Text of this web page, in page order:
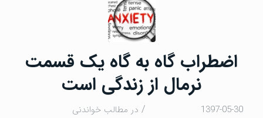
اضطراب گاه به گاه یک قسمت
نرمال از زندگی است
1397-05-30
/ در مطالب خواندنی